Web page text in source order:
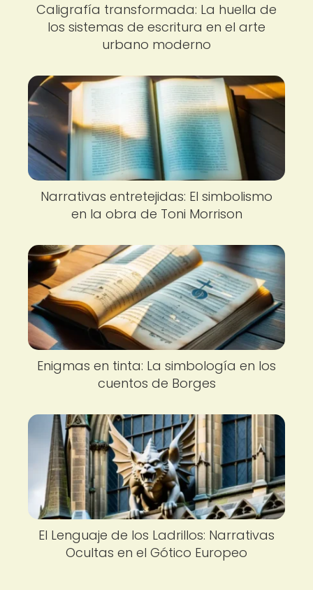
Caligrafía transformada: La huella de
los sistemas de escritura en el arte
urbano moderno
Narrativas entretejidas: El simbolismo
en la obra de Toni Morrison
Enigmas en tinta: La simbología en los
cuentos de Borges
El Lenguaje de los Ladrillos: Narrativas
Ocultas en el Gótico Europeo